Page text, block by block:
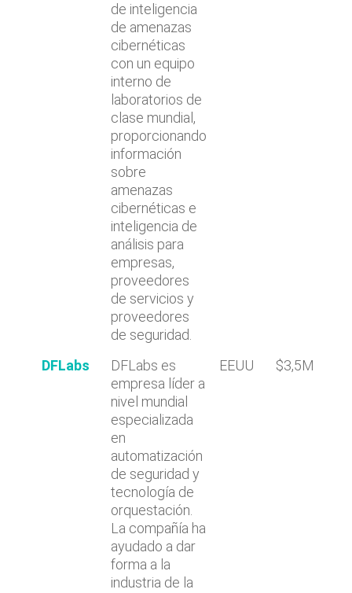
de inteligencia
de amenazas
cibernéticas
con un equipo
interno de
laboratorios de
clase mundial,
proporcionando
información
sobre
amenazas
cibernéticas e
inteligencia de
análisis para
empresas,
proveedores
de servicios y
proveedores
de seguridad.
DFLabs
DFLabs es
empresa líder a
nivel mundial
especializada
en
automatización
de seguridad y
tecnología de
orquestación.
La compañía ha
ayudado a dar
forma a la
industria de la
EEUU $3,5M